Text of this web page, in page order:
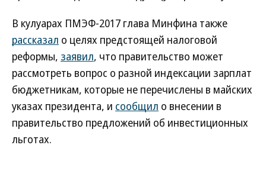
В кулуарах ПМЭФ-2017 глава Минфина также
рассказал о целях предстоящей налоговой
реформы, заявил, что правительство может
рассмотреть вопрос о разной индексации зарплат
бюджетникам, которые не перечислены в майских
указах президента, и сообщил о внесении в
правительство предложений об инвестиционных
льготах.